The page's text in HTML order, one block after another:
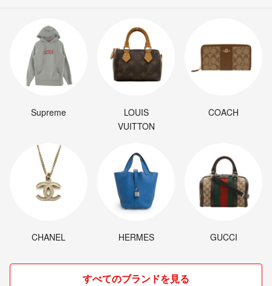
Supreme
LOUIS
VUITTON
COACH
CHANEL HERMES GUCCI
すべてのブランドを見る